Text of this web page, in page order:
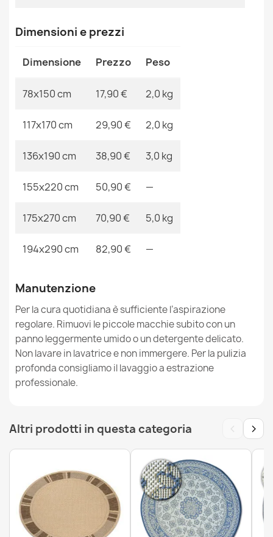
17,90 €
crema, tappeto in cotone riciclato
Tappeto SISAL PATIO diamanti tessuto piatto verde /
17,90 €
Tappeto CASA ECO SISAL BOHO Diamanti blu scuro /
crema, tappeto in cotone riciclato
21,90 €
Dimensioni e prezzi
Dimensione Prezzo Peso
78x150 cm 17,90 € 2,0 kg
117x170 cm 29,90 € 2,0 kg
136x190 cm 38,90 € 3,0 kg
155x220 cm 50,90 € —
175x270 cm 70,90 € 5,0 kg
194x290 cm 82,90 € —
Manutenzione
Per la cura quotidiana è sufficiente l’aspirazione
regolare. Rimuovi le piccole macchie subito con un
panno leggermente umido o un detergente delicato.
Non lavare in lavatrice e non immergere. Per la pulizia
profonda consigliamo il lavaggio a estrazione
professionale.
Altri prodotti in questa categoria ‹ ›